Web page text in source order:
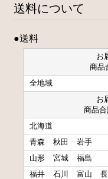
送料について
●送料
お
商品
全地域
お
商品
北海道
青森
秋田 岩手
山形
宮城 福島
福井
石川 富山